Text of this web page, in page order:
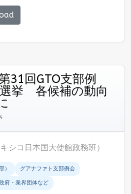
回GTO支部例
挙 各候補の動向
シコ日本国大使館政務班）
） グアナファト支部例会
府・業界団体など